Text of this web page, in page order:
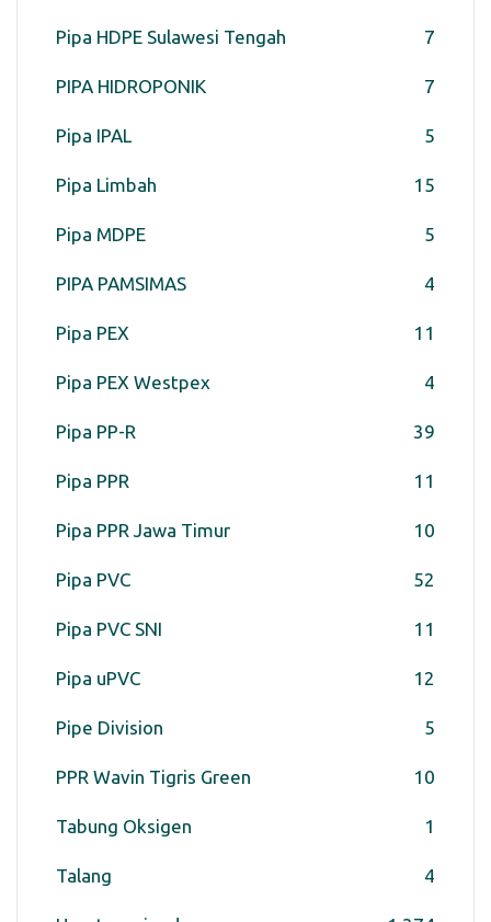
Pipa HDPE Sulawesi Tengah 7
PIPA HIDROPONIK 7
Pipa IPAL 5
Pipa Limbah 15
Pipa MDPE 5
PIPA PAMSIMAS 4
Pipa PEX 11
Pipa PEX Westpex 4
Pipa PP-R 39
Pipa PPR 11
Pipa PPR Jawa Timur 10
Pipa PVC 52
Pipa PVC SNI 11
Pipa uPVC 12
Pipe Division 5
PPR Wavin Tigris Green 10
Tabung Oksigen 1
Talang 4